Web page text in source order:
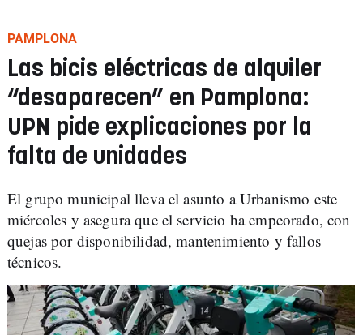
PAMPLONA
Las bicis eléctricas de alquiler
“desaparecen” en Pamplona:
UPN pide explicaciones por la
falta de unidades
El grupo municipal lleva el asunto a Urbanismo este
miércoles y asegura que el servicio ha empeorado, con
quejas por disponibilidad, mantenimiento y fallos
técnicos.